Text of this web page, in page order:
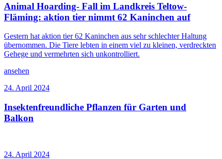
Animal Hoarding- Fall im Landkreis Teltow-
Fläming: aktion tier nimmt 62 Kaninchen auf
Gestern hat aktion tier 62 Kaninchen aus sehr schlechter Haltung
übernommen. Die Tiere lebten in einem viel zu kleinen, verdreckten
Gehege und vermehrten sich unkontrolliert.
ansehen
24. April 2024
Insektenfreundliche Pflanzen für Garten und
Balkon
24. April 2024